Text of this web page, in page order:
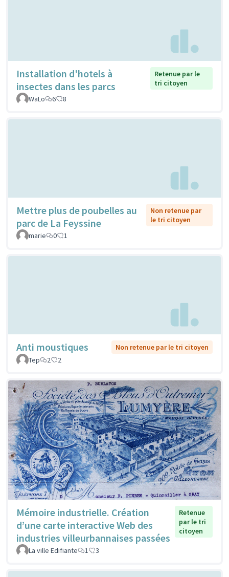
Installation d'hotels à
insectes dans les parcs
Retenue par le
tri citoyen
WaLo
6 8
Mettre plus de poubelles au
parc de La Feyssine
Non retenue par
le tri citoyen
marie
0 1
Anti moustiques
Non retenue par le tri citoyen
Tep
2 2
Mémoire industrielle. Création
d’une carte interactive Web des
industries villeurbannaises passées
Retenue
par le tri
citoyen
La ville Edifiante 1 3